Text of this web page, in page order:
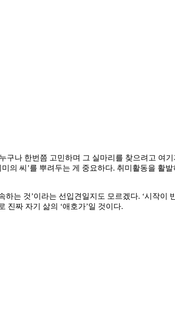
나 한번쯤 고민하며 그 실마리를 찾으려고 여
의 씨’를 뿌려두는 게 중요하다. 취미활동을 활
는 것’이라는 선입견일지도 모르겠다. ‘시작이
진짜 자기 삶의 ‘애호가’일 것이다.